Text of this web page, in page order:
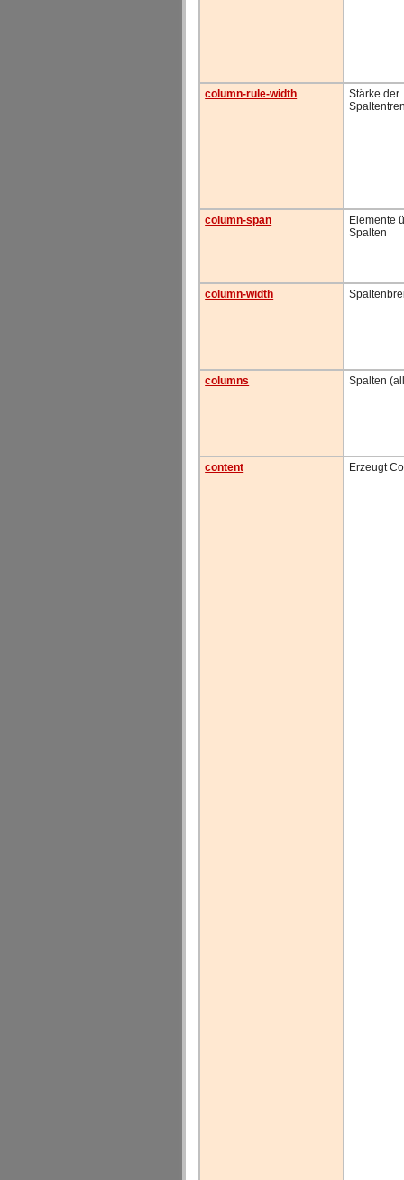
column-rule-width
Stärke der
column-span
Elemente
Spalten
column-width
columns Spalten
content Erzeugt